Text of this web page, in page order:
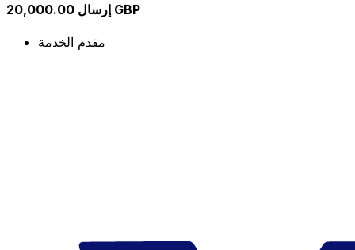
إرسال 20,000.00 GBP
مقدم الخدمة